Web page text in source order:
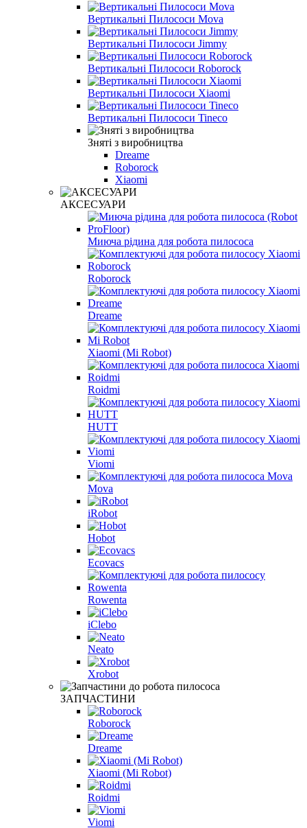
Вертикальні Пилососи Mova
Вертикальні Пилососи Jimmy
Вертикальні Пилососи Roborock
Вертикальні Пилососи Xiaomi
Вертикальні Пилососи Tineco
Зняті з виробництва
Dreame
Roborock
Xiaomi
АКСЕСУАРИ
Миюча рідина для робота пилососа
Roborock
Dreame
Xiaomi (Mi Robot)
Roidmi
HUTT
Viomi
Mova
iRobot
Hobot
Ecovacs
Rowenta
iClebo
Neato
Xrobot
ЗАПЧАСТИНИ
Roborock
Dreame
Xiaomi (Mi Robot)
Roidmi
Viomi